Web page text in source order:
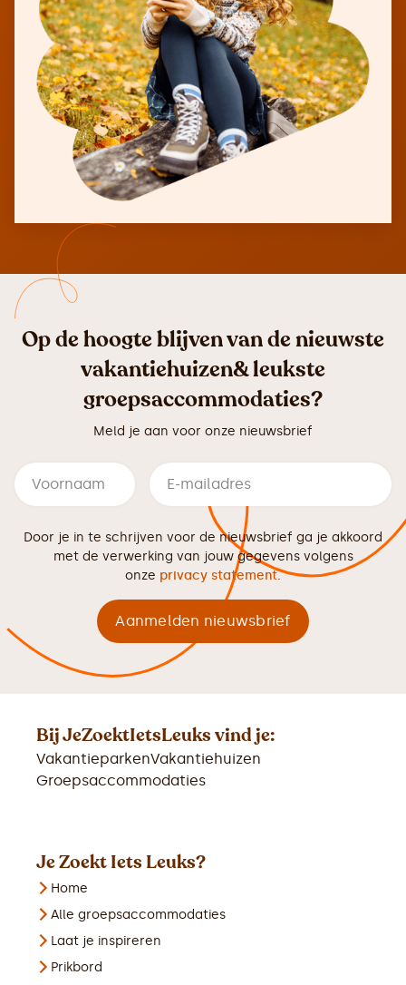
Op de hoogte blijven van de nieuwste
vakantiehuizen& leukste
groepsaccommodaties?
Meld je aan voor onze nieuwsbrief
Door je in te schrijven voor de nieuwsbrief ga je akkoord
met de verwerking van jouw gegevens volgens
onze privacy statement.
Bij JeZoektIetsLeuks vind je:
VakantieparkenVakantiehuizen
Groepsaccommodaties
Je Zoekt Iets Leuks?
Home
Alle groepsaccommodaties
Laat je inspireren
Prikbord